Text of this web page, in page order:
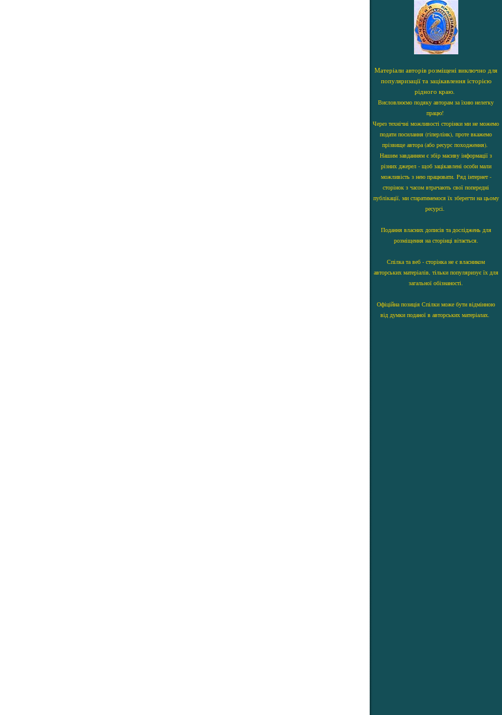
Матеріали авторів розміщені виключно для
популяризації та зацікавлення історією
рідного краю.
Висловлюємо подяку авторам за їхню нелегку
працю!
Через технічні можливості сторінки ми не можемо
подати посилання (гіперлінк), проте вкажемо
прізвище автора (або ресурс походження).
Нашим завданням є збір масиву інформації з
різних джерел - щоб зацікавлені особи мали
можливість з нею працювати. Ряд інтернет -
сторінок з часом втрачають свої попередні
публікації, ми старатимемося їх зберегти на цьому
ресурсі.
Подання власних дописів та досліджень для
розміщення на сторінці вітається.
Спілка та веб - сторінка не є власником
авторських матеріалів, тільки популяризує їх для
загальної обізнаності.
Офіційна позиція Спілки може бути відмінною
від думки поданої в авторських матеріалах.